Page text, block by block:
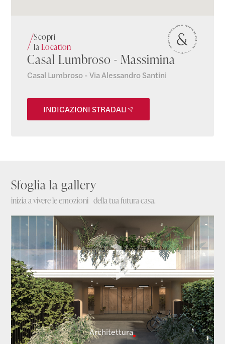
Scopri
la Location
Casal Lumbroso - Massimina
Casal Lumbroso - Via Alessandro Santini
INDICAZIONI STRADALI
Sfoglia la gallery
inizia a vivere le emozioni della tua futura casa.
Architettura